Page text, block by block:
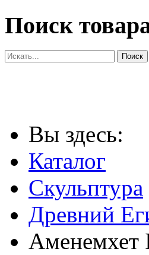
Поиск
Вы здесь:
Каталог
Скульптура
Древний
Аменемхет